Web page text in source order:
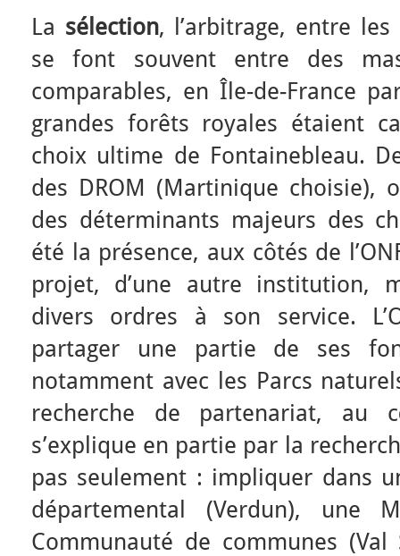
La sélection, l’arbitrage, entre
se font souvent entre des
comparables, en Île-de-France
grandes forêts royales étaient
choix ultime de Fontainebleau.
des DROM (Martinique choisie),
des déterminants majeurs des
été la présence, aux côtés de
projet, d’une autre institution,
divers ordres à son service.
partager une partie de ses
notamment avec les Parcs
recherche de partenariat, au
s’explique en partie par la
pas seulement : impliquer dans
départemental (Verdun), une
Communauté de communes (Val